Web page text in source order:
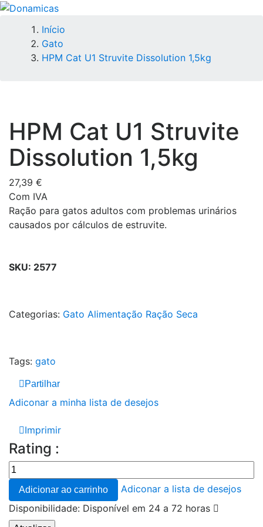
Início
Gato
HPM Cat U1 Struvite Dissolution 1,5kg
HPM Cat U1 Struvite
Dissolution 1,5kg
27,39 €
Com IVA
Ração para gatos adultos com problemas urinários
causados por cálculos de estruvite.
SKU: 2577
Categorias: Gato Alimentação Ração Seca
Tags: gato
Partilhar
Adiconar a minha lista de desejos
Imprimir
Rating :
Adicionar ao carrinho
Adiconar a lista de desejos
Disponibilidade: Disponível em 24 a 72 horas